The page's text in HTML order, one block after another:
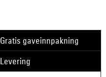
Gratis gaveinnpakning
Levering